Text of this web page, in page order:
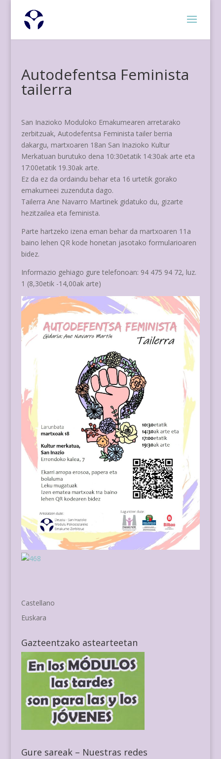
Autodefentsa Feminista
tailerra
San Inazioko Moduloko Emakumearen arretarako
zerbitzuak, Autodefentsa Feminista tailer berria
dakargu, martxoaren 18an San Inazioko Kultur
Merkatuan burutuko dena 10:30etatik 14:30ak arte eta
17:00etatik 19.30ak arte.
Ez da ez da ordaindu behar eta 16 urtetik gorako
emakumeei zuzenduta dago.
Tailerra Ane Navarro Martinek gidatuko du, gizarte
hezitzailea eta feminista.
Parte hartzeko izena eman behar da martxoaren 11a
baino lehen QR kode honetan jasotako formularioaren
bidez.
Informazio gehiago gure telefonoan: 94 475 94 72, luz.
1 (8,30etik -14,00ak arte)
Castellano
Euskara
Gazteentzako astearteetan
Gure sareak – Nuestras redes